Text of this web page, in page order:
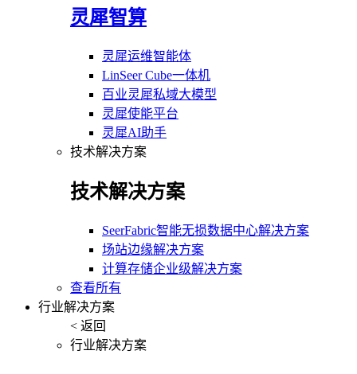
灵犀智算
灵犀运维智能体
LinSeer Cube一体机
百业灵犀私域大模型
灵犀使能平台
灵犀AI助手
技术解决方案
技术解决方案
SeerFabric智能无损数据中心解决方案
场站边缘解决方案
计算存储企业级解决方案
查看所有
行业解决方案
< 返回
行业解决方案